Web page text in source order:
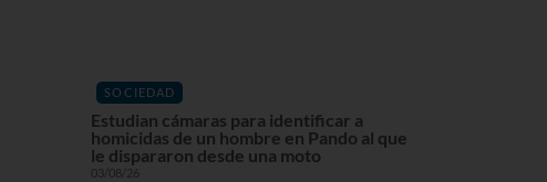
SOCIEDAD
Estudian cámaras para identificar a
homicidas de un hombre en Pando al que
le dispararon desde una moto
03/08/26